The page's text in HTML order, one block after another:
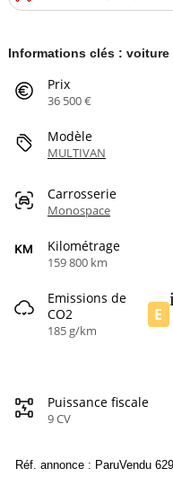
Informations clés :
Prix
36 500 €
Modèle
MULTIVAN
Carrosserie
Monospace
Kilométrage
159 800 km
Emissions de
CO2
185 g/km
E
Puissance fiscale
9 CV
Réf. annonce : ParuVendu